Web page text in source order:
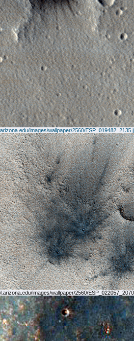
images/wallpaper/2560/
images/wallpaper/2560/